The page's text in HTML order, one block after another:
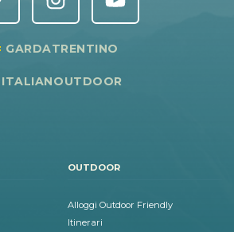
GARDATRENTINO
ITALIANOUTDOOR
OUTDOOR
Alloggi Outdoor Friendly
Itinerari